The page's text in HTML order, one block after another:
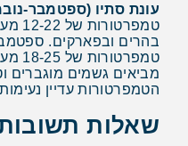
עונת סתיו (ספטמבר-
בהרים ובפארקים.
מביאים גשמים מוגברים
הטמפרטורות עדיין
שאלות